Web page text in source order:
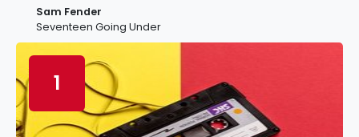
Sam Fender
Seventeen Going Under
1